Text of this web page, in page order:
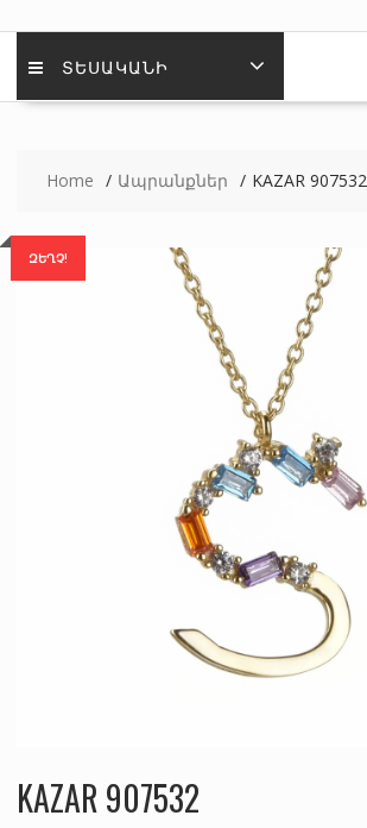
ՏԵՍԱԿԱՆԻ
Home Ապրանքներ KAZAR 907532
ԶԵՂՉ!
KAZAR 907532